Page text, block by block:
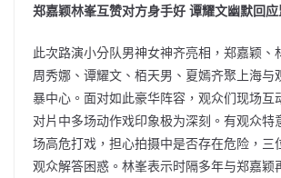
郑嘉颖林峯互赞对方身手好 谭耀文幽默回
此次路演小分队男神女神齐亮相，郑嘉颖、
周秀娜、谭耀文、栢天男、夏嫣齐聚上海与
暴中心。面对如此豪华阵容，观众们现场互
对片中多场动作戏印象极为深刻。有观众特
场高危打戏，担心拍摄中是否存在危险，三
观众解答困惑。林峯表示时隔多年与郑嘉颖